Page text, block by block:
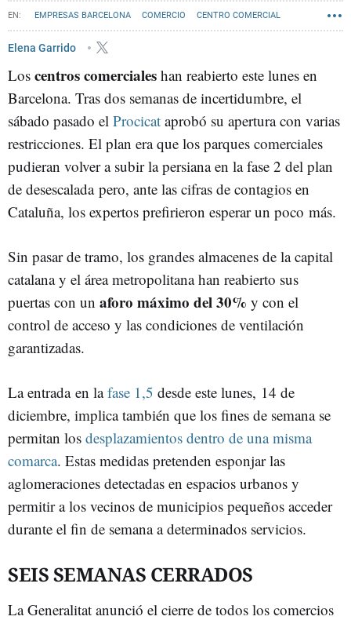
EMPRESAS BARCELONA COMERCIO CENTRO COMERCIAL
Elena Garrido
Los centros comerciales han reabierto este lunes en
Barcelona. Tras dos semanas de incertidumbre, el
sábado pasado el Procicat aprobó su apertura con varias
restricciones. El plan era que los parques comerciales
pudieran volver a subir la persiana en la fase 2 del plan
de desescalada pero, ante las cifras de contagios en
Cataluña, los expertos prefirieron esperar un poco más.
Sin pasar de tramo, los grandes almacenes de la capital
catalana y el área metropolitana han reabierto sus
puertas con un aforo máximo del 30% y con el
control de acceso y las condiciones de ventilación
garantizadas.
La entrada en lafase 1,5 desde este lunes, 14 de
diciembre, implica también que los fines de semana se
permitan los desplazamientos dentro de una misma
comarca. Estas medidas pretenden esponjar las
aglomeraciones detectadas en espacios urbanos y
permitir a los vecinos de municipios pequeños acceder
durante el fin de semana a determinados servicios.
SEIS SEMANAS CERRADOS
La Generalitat anunció el cierre de todos los comercios